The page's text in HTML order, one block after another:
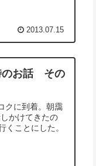
2013.07.15
のお話 その
クに到着。朝靄
かけてきたの
くことにした。